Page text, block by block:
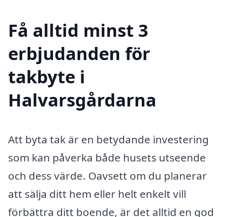
Få alltid minst 3
erbjudanden för
takbyte i
Halvarsgårdarna
Att byta tak är en betydande investering
som kan påverka både husets utseende
och dess värde. Oavsett om du planerar
att sälja ditt hem eller helt enkelt vill
förbättra ditt boende, är det alltid en god